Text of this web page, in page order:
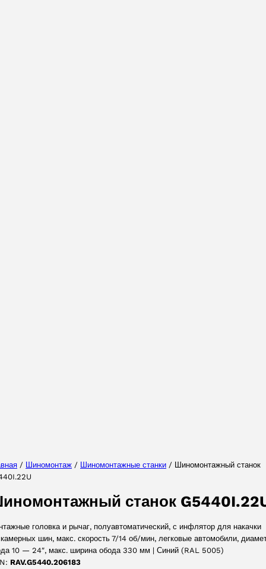
/ Шиномонтаж / Шиномонтажные станки / Шиномонтажный станок
станок
головка и рычаг, полуавтоматический, с инфлятор для накачки
шин, макс. скорость 7/14 об/мин, легковые автомобили,
10 — 24″, макс. ширина обода 330 мм | Синий (RAL 5005)
RAV.G5440.206183
ПРИНЯТЬ